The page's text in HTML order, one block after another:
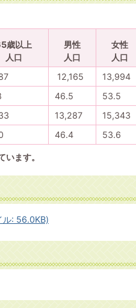
歳以上
人口
男性
人口
女性
人口
12,165
13,994
46.5
53.5
13,287
15,343
46.4 53.6
ます。
ル: 56.0KB)